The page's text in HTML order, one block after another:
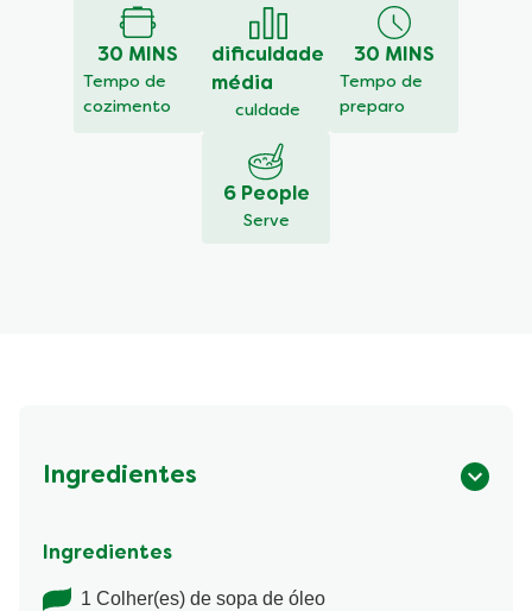
30 MINS
Tempo de
cozimento
dificuldade
média
culdade
30 MINS
Tempo de
preparo
6 People
Serve
Ingredientes
Ingredientes
1 Colher(es) de sopa de óleo